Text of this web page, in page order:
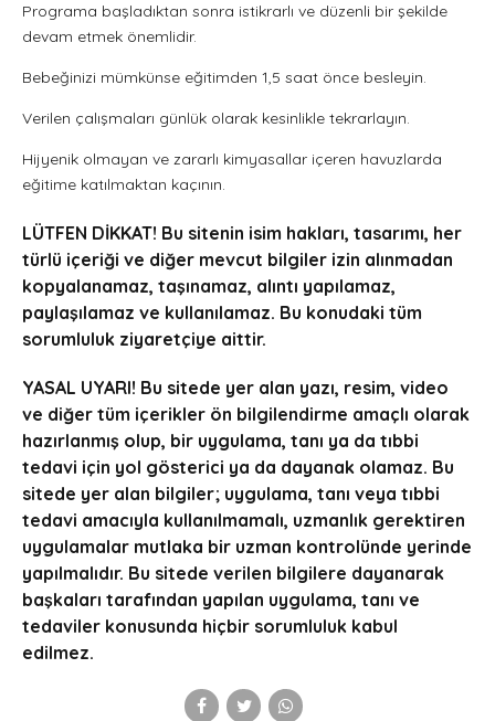
Programa başladıktan sonra istikrarlı ve düzenli bir şekilde
devam etmek önemlidir.
Bebeğinizi mümkünse eğitimden 1,5 saat önce besleyin.
Verilen çalışmaları günlük olarak kesinlikle tekrarlayın.
Hijyenik olmayan ve zararlı kimyasallar içeren havuzlarda
eğitime katılmaktan kaçının.
LÜTFEN DİKKAT! Bu sitenin isim hakları, tasarımı, her
türlü içeriği ve diğer mevcut bilgiler izin alınmadan
kopyalanamaz, taşınamaz, alıntı yapılamaz,
paylaşılamaz ve kullanılamaz. Bu konudaki tüm
sorumluluk ziyaretçiye aittir.
YASAL UYARI! Bu sitede yer alan yazı, resim, video
ve diğer tüm içerikler ön bilgilendirme amaçlı olarak
hazırlanmış olup, bir uygulama, tanı ya da tıbbi
tedavi için yol gösterici ya da dayanak olamaz. Bu
sitede yer alan bilgiler; uygulama, tanı veya tıbbi
tedavi amacıyla kullanılmamalı, uzmanlık gerektiren
uygulamalar mutlaka bir uzman kontrolünde yerinde
yapılmalıdır. Bu sitede verilen bilgilere dayanarak
başkaları tarafından yapılan uygulama, tanı ve
tedaviler konusunda hiçbir sorumluluk kabul
edilmez.